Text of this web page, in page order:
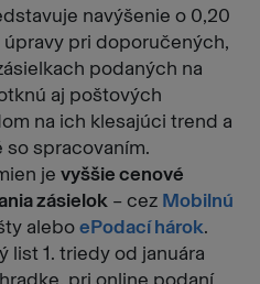
navýšenie o 0,20
úpravy pri doporučených,
podaných na
aj poštových
na ich klesajúci trend a
spracovaním.
jevyššie cenové
zásielok – cez Mobilnú
aleboePodací hárok.
list 1. triedy od januára